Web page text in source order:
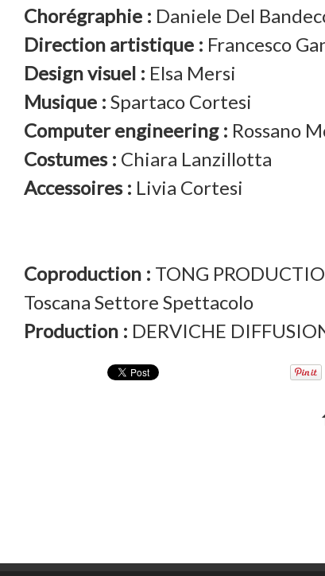
Chorégraphie : Daniele Del
Direction artistique : Francesco
Design visuel : Elsa Mersi
Musique :Spartaco Cortesi
Computer engineering : Rossano
Costumes : Chiara Lanzillotta
Accessoires : Livia Cortesi
Coproduction : TONG
Toscana Settore Spettacolo
Production : DERVICHE